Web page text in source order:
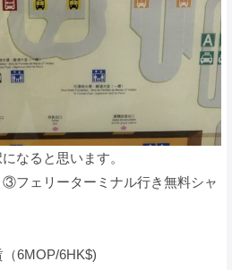
なると思います。
ェリーターミナル行き無料シャ
6MOP/6HK$)